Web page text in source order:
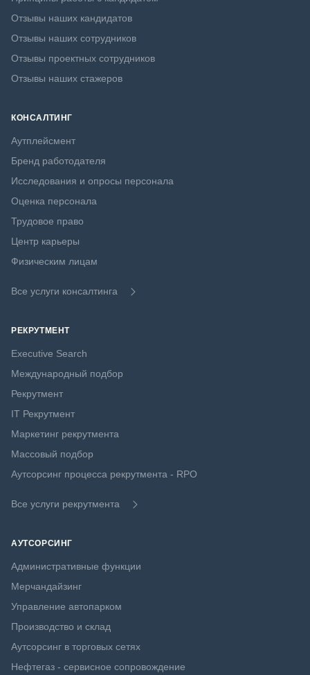
Отзывы наших кандидатов
Отзывы наших сотрудников
Отзывы проектных сотрудников
Отзывы наших стажеров
КОНСАЛТИНГ
Аутплейсмент
Бренд работодателя
Исследования и опросы персонала
Оценка персонала
Трудовое право
Центр карьеры
Физическим лицам
Все услуги консалтинга
РЕКРУТМЕНТ
Executive Search
Международный подбор
Рекрутмент
IT Рекрутмент
Маркетинг рекрутмента
Массовый подбор
Аутсорсинг процесса рекрутмента - RPO
Все услуги рекрутмента
АУТСОРСИНГ
Административные функции
Мерчандайзинг
Управление автопарком
Производство и склад
Аутсорсинг в торговых сетях
Нефтегаз - сервисное сопровождение